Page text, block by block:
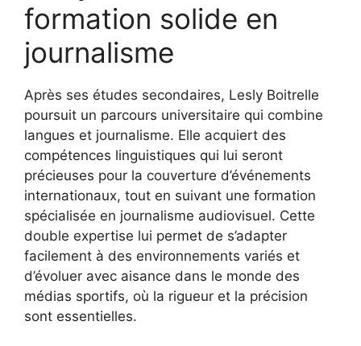
formation solide en
journalisme
Après ses études secondaires, Lesly Boitrelle
poursuit un parcours universitaire qui combine
langues et journalisme. Elle acquiert des
compétences linguistiques qui lui seront
précieuses pour la couverture d’événements
internationaux, tout en suivant une formation
spécialisée en journalisme audiovisuel. Cette
double expertise lui permet de s’adapter
facilement à des environnements variés et
d’évoluer avec aisance dans le monde des
médias sportifs, où la rigueur et la précision
sont essentielles.